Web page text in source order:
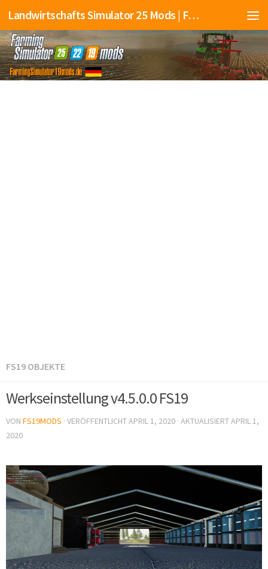
Landwirtschafts Simulator 25 Mods | Farming Simulator 25 Mods | FS25 Mods
FS19 OBJEKTE
Werkseinstellung v4.5.0.0 FS19
VON FS19MODS · VERÖFFENTLICHTAPRIL 1, 2020 · AKTUALISIERTAPRIL 1,
2020